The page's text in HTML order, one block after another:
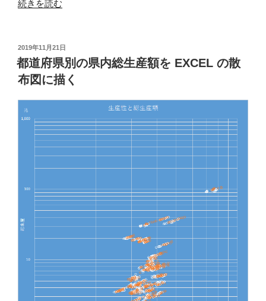
“Office
マ
の
色
空
間
を
の
続きを読む
投
稿
日:
2019年11月21日
都道府県別の県内総生産額を EXCEL の散
布図に描く